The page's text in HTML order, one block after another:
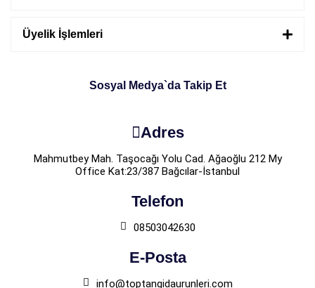
Üyelik İşlemleri
Sosyal Medya`da Takip Et
Adres
Mahmutbey Mah. Taşocağı Yolu Cad. Ağaoğlu 212 My
Office Kat:23/387 Bağcılar-İstanbul
Telefon
08503042630
E-Posta
info@toptangidaurunleri.com